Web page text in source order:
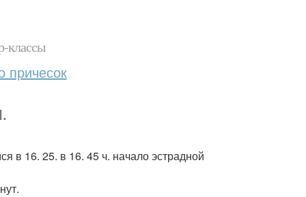
классы
причесок
в 16. 25. в 16. 45 ч. начало эстрадной